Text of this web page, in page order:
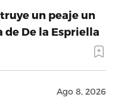
un peaje un
De la Espriella
Ago 8, 2026